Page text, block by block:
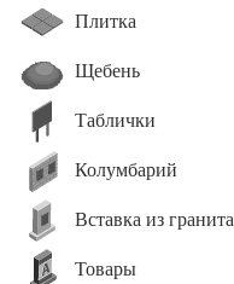
Плитка
Щебень
Таблички
Колумбарий
Вставка из гранита
Товары